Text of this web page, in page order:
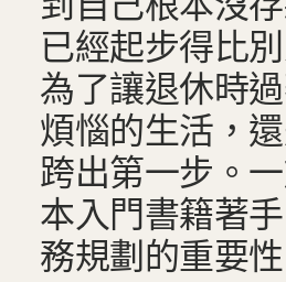
已經起步得比
為了讓退休時
煩惱的生活，
跨出第一步。
本入門書籍著
務規劃的重要性